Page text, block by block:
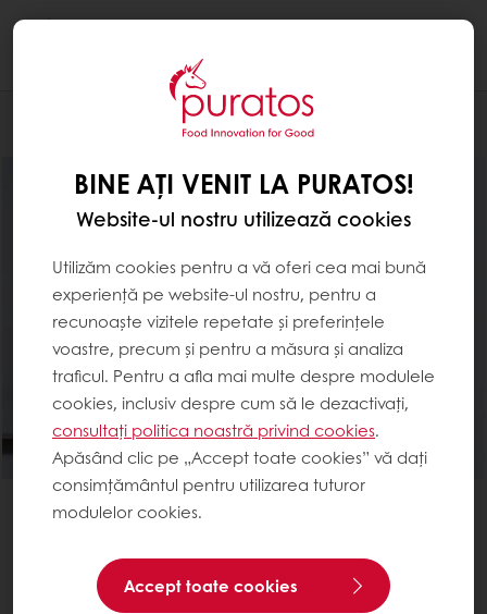
Сarat Coverlux White
Carton 10 kg
Contactează-ne
BINE AȚI VENIT LA PURATOS!
Website-ul nostru utilizează cookies
Utilizăm cookies pentru a vă oferi cea mai bună
experiență pe website-ul nostru, pentru a
recunoaște vizitele repetate și preferințele
voastre, precum și pentru a măsura și analiza
traficul. Pentru a afla mai multe despre modulele
cookies, inclusiv despre cum să le dezactivați,
consultați politica noastră privind cookies.
Apăsând clic pe „Accept toate cookies” vă dați
consimțământul pentru utilizarea tuturor
modulelor cookies.
Accept toate cookies